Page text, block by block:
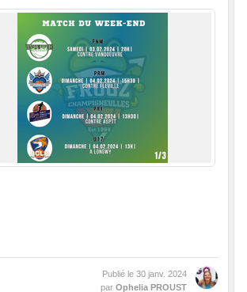
Publié le 30 janv. 2024
par Ophelia PROUST